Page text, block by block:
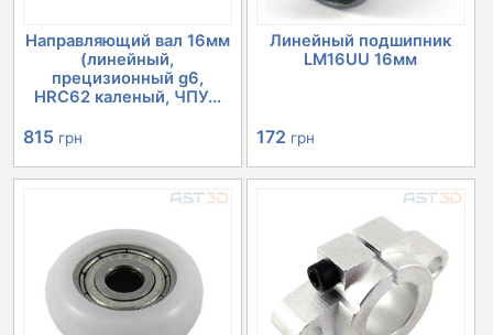
Направляющий вал 16мм
(линейный,
прецизионный g6,
HRC62 каленый, ЧПУ...
815 грн
Линейный подшипник
LM16UU 16мм
172 грн